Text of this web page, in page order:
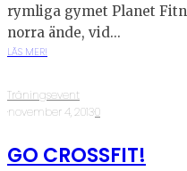
rymliga gymet Planet
norra ände, vid...
LÄS MER!
Träningsevent
·november 4, 2013·0
GO CROSSFIT!